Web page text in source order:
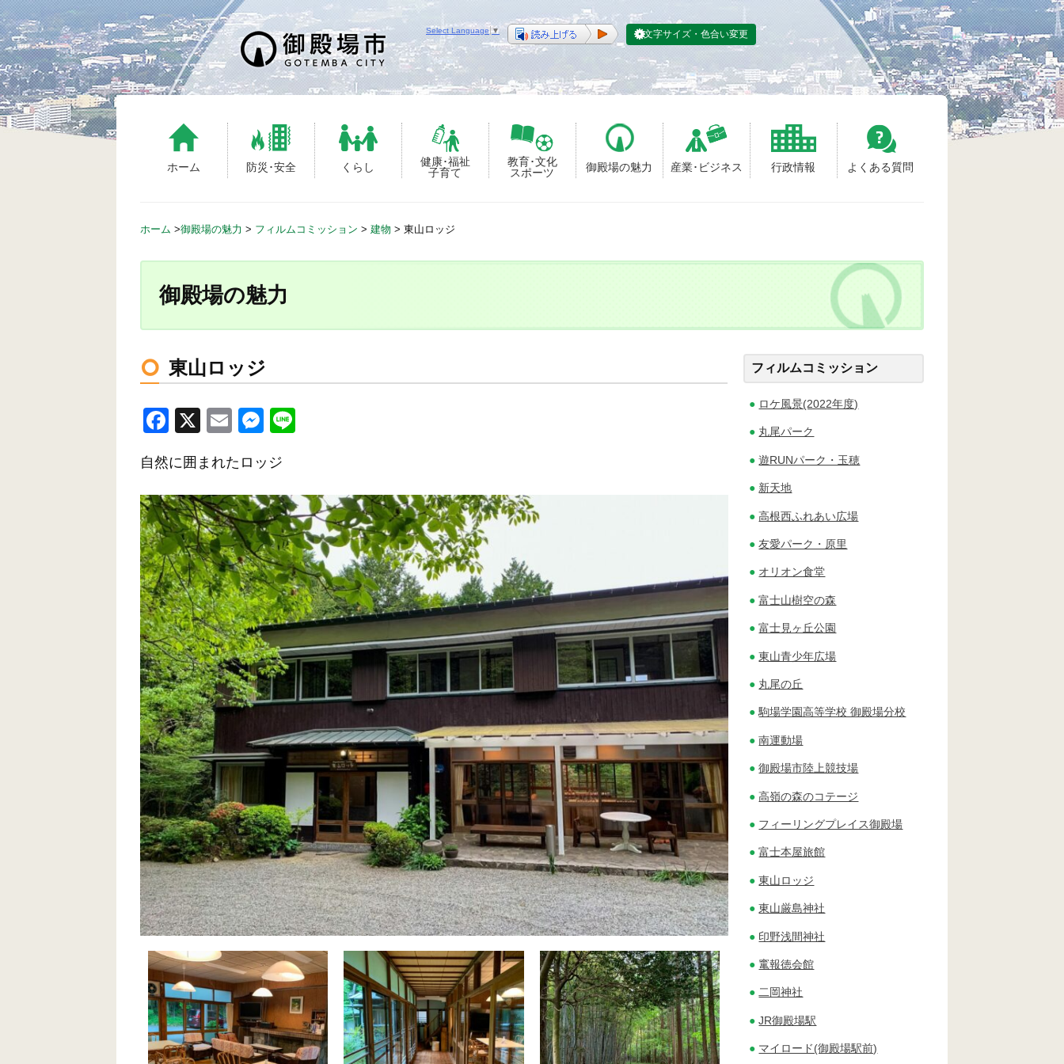
S
k
i
p
t
o
c
ホーム 防災･安全 くらし
健康･福祉
子育て
教育･文化
スポーツ
御殿場の魅力 産業･ビジネス 行政情報 よくある質問
Select Language ▼ 文字サイズ・色合い変更
ホーム >御殿場の魅力 > フィルムコミッション > 建物 > 東山ロッジ
御殿場の魅力
東山ロッジ
F
c
e
b
o
o
k
X
E
ail
M
ss
e
n
g
er
自然に囲まれたロッジ
フィルムコミッション
ロケ風景(2022年度)
丸尾パーク
遊RUNパーク・玉穂
新天地
高根西ふれあい広場
友愛パーク・原里
オリオン食堂
富士山樹空の森
富士見ヶ丘公園
東山青少年広場
丸尾の丘
駒場学園高等学校 御殿場分校
南運動場
御殿場市陸上競技場
高嶺の森のコテージ
フィーリングプレイス御殿場
富士本屋旅館
東山ロッジ
東山厳島神社
印野浅間神社
竃報徳会館
二岡神社
JR御殿場駅
マイロード(御殿場駅前)